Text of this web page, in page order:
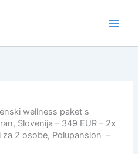
wellness paket s
Slovenija – 349 EUR – 2x
2 osobe, Polupansion –